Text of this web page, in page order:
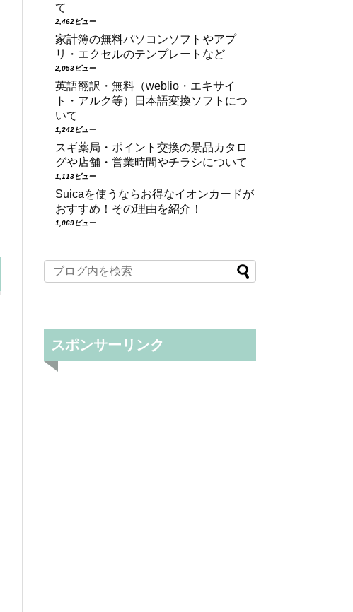
て
2,462ビュー
家計簿の無料パソコンソフトやアプ
リ・エクセルのテンプレートなど
2,053ビュー
英語翻訳・無料（weblio・エキサイ
ト・アルク等）日本語変換ソフトにつ
いて
1,242ビュー
スギ薬局・ポイント交換の景品カタロ
グや店舗・営業時間やチラシについて
1,113ビュー
Suicaを使うならお得なイオンカードが
おすすめ！その理由を紹介！
1,069ビュー
スポンサーリンク